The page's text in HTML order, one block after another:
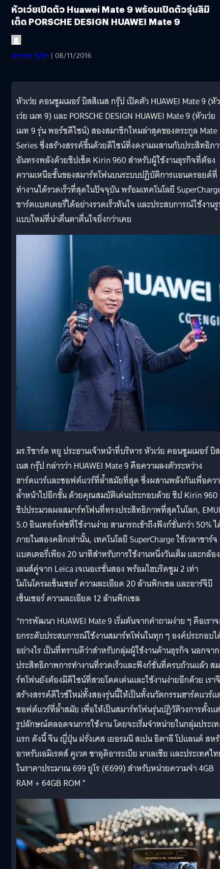
หัวเว่ยเปิดตัว Huawei Mate 9 พร้อมเปิดตัวรุ่นลิมิ
เต็ด PORSCHE DESIGN HUAWEI Mate 9
เอกพล ชูเชิด | 08/11/2016
หัวเว่ย คอนซูมเมอร์ บิสสิเนส กรุ๊ป เปิดตัว HUAWEI Mate 9 (หัว
เว่ย เมท 9) และ PORSCHE DESIGN HUAWEI Mate 9 (หัวเว่ย
เมท 9 รุ่น พอร์ชดีไซน์) สองสมาชิกใหมล่าสุดของตระกูล Mate
Series ซึ่งสร้างสรรค์ขึ้นด้วยดีไซน์ที่งดงามผสานกับประสิทธิภ
อันทรงพลังด้วยชิปเซ็ต Kirin 960 สำหรับผู้ใช้งานธุรกิจที่ต้อง
ความเหนือชั้นของสมาร์ทโฟนบนระบบปฏิบัติการแอนดรอยด์ที่
ทำงานได้รวดเร็วที่สุดในปัจจุบัน พร้อมเทคโนโลยี
ชาร์ตแบตเตอรี่ได้อย่างรวดเร็วทันใจ และประสบการณ์ใช้งาน
แบบใหม่ที่น่าตื่นตาตื่นใจยิ่งกว่าเคย
มร.ริชาร์ด หยู ประธานเจ้าหน้าที่บริหาร หัวเว่ย คอนซูมเมอร์ บิ
เนส กรุ๊ป กล่าวว่า HUAWEI Mate 9 คือความลงตัวระหว่าง
ฮาร์ดแวร์และซอฟต์แวร์ที่ล้ำสมัยที่สุด ซึ่งผสานพลังกันเพื่อคว
ล้ำหน้าไปอีกขั้น ด้วยคุณสมบัติเด่นประกอบด้วย ชิป Kirin 960
ชิปประมวลผลสมาร์ทโฟนที่ทรงประสิทธิภาพที่สุดในโลก,
5.0 อินเทอร์เฟซที่ใช้งานง่าย สามารถเข้าถึงฟังก์ชั่นกว่า 50%
ภายในสองคลิกเท่านั้น, เทคโนโลยี SuperCharge ใช้เวลาชาร์จ
แบตเตอรี่เพียง 20 นาทีสำหรับการใช้งานหนึ่งวันเต็ม และกล้อง
เลนส์คู่จาก Leica เจเนอเรชั่นสอง พร้อมไฮบริดซูม 2 เท่า
โมโนโครมเซ็นเซอร์ ความละเอียด 20 ล้านพิกเซล และอาร์จีบี
เซ็นเซอร์ ความละเอียด 12 ล้านพิกเซล
“การพัฒนา HUAWEI Mate 9 เริ่มต้นจากคำถามง่าย ๆ คือเรา
ยกระดับประสบการณ์ใช้งานสมาร์ทโฟนในทุก ๆ องค์ประกอบ
อย่างไร เป็นที่ทราบดีว่าสำหรับกลุ่มผู้ใช้งานด้านธุรกิจ นอกจาก
ประสิทธิภาพการทำงานที่รวดเร็วและฟังก์ชั่นที่ครบถ้วนแล้ว ส
ร์ทโฟนยังต้องมีดีไซน์ที่สวยโดดเด่นและใช้งานง่ายอีกด้วย เรา
สร้างสรรค์ดีไวซ์ใหม่ทั้งสองรุ่นนี้ให้เป็นทั้งนวัตกรรมฮาร์ดแวร์แ
ซอฟต์แวร์ที่ล้ำสมัย เพื่อให้เป็นสมาร์ทโฟนรุ่นปฏิวัติวงการตั้งแ
รูปลักษณ์ตลอดจนการใช้งาน โดยจะเริ่มจำหน่ายในกลุ่มประเ
แรก ดังนี้ จีน ญี่ปุ่น ฝรั่งเศส เยอรมนี สเปน อิตาลี โปแลนด์ สห
อาหรับเอมิเรตส์ คูเวต ซาอุดิอาระเบีย มาเลเซีย และประเทศไ
ในราคาประมาณ 699 ยูโร (€699) สำหรับหน่วยความจำ 4GB
RAM + 64GB ROM ”